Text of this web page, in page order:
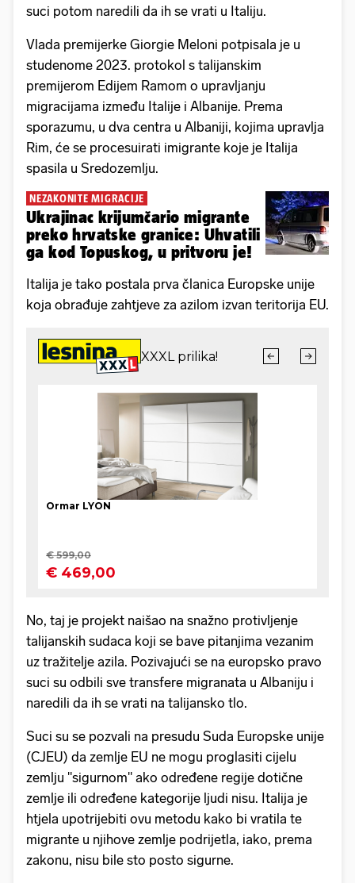
suci potom naredili da ih se vrati u Italiju.
Vlada premijerke Giorgie Meloni potpisala je u
studenome 2023. protokol s talijanskim
premijerom Edijem Ramom o upravljanju
migracijama između Italije i Albanije. Prema
sporazumu, u dva centra u Albaniji, kojima upravlja
Rim, će se procesuirati imigrante koje je Italija
spasila u Sredozemlju.
NEZAKONITE MIGRACIJE
Ukrajinac krijumčario migrante
preko hrvatske granice: Uhvatili
ga kod Topuskog, u pritvoru je!
Italija je tako postala prva članica Europske unije
koja obrađuje zahtjeve za azilom izvan teritorija EU.
No, taj je projekt naišao na snažno protivljenje
talijanskih sudaca koji se bave pitanjima vezanim
uz tražitelje azila. Pozivajući se na europsko pravo
suci su odbili sve transfere migranata u Albaniju i
naredili da ih se vrati na talijansko tlo.
Suci su se pozvali na presudu Suda Europske unije
(CJEU) da zemlje EU ne mogu proglasiti cijelu
zemlju "sigurnom" ako određene regije dotične
zemlje ili određene kategorije ljudi nisu. Italija je
htjela upotrijebiti ovu metodu kako bi vratila te
migrante u njihove zemlje podrijetla, iako, prema
zakonu, nisu bile sto posto sigurne.